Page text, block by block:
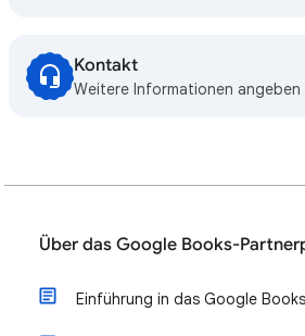
Kontakt
Weitere Informationen
Über das Google Books-
Einführung in das Google